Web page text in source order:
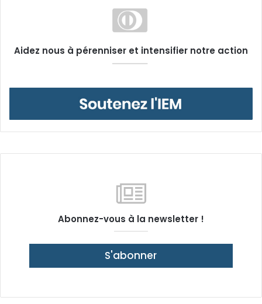
Aidez nous à pérenniser et intensifier notre action
Abonnez-vous à la newsletter !
S'abonner